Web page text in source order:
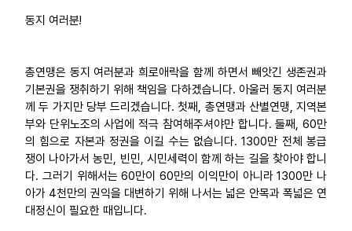
동지 여러분!
총연맹은 동지 여러분과 희로애락을 함께 하면서 빼앗긴 생존권과
기본권을 쟁취하기 위해 책임을 다하겠습니다. 아울러 동지 여러분
께 두 가지만 당부 드리겠습니다. 첫째, 총연맹과 산별연맹, 지역본
부와 단위노조의 사업에 적극 참여해주셔야만 합니다. 둘째, 60만
의 힘으로 자본과 정권을 이길 수는 없습니다. 1300만 전체 봉급
쟁이 나아가서 농민, 빈민, 시민세력이 함께 하는 길을 찾아야 합니
다. 그러기 위해서는 60만이 60만의 이익만이 아니라 1300만 나
아가 4천만의 권익을 대변하기 위해 나서는 넓은 안목과 폭넓은 연
대정신이 필요한 때입니다.